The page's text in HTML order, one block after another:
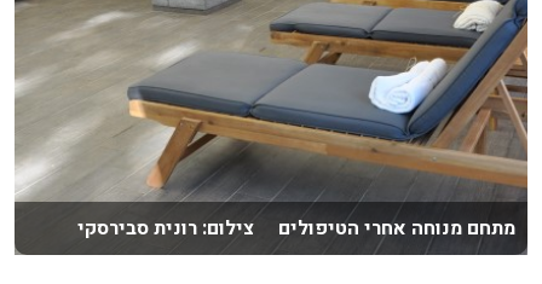
מתחם מנוחה אחרי הטיפולים צילום: רונית סבירסקי